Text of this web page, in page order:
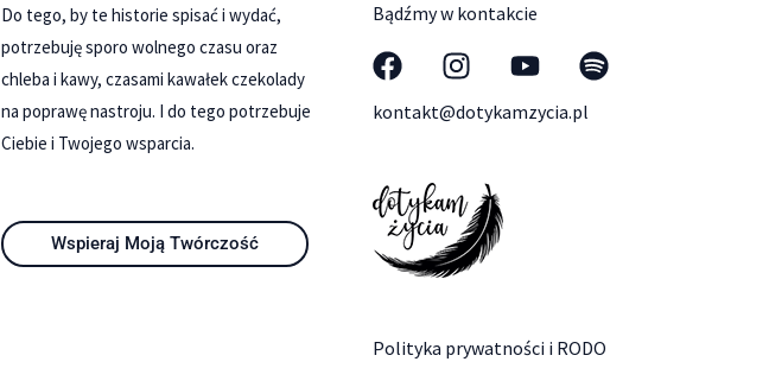
Do tego, by te historie spisać i wydać,
potrzebuję sporo wolnego czasu oraz
chleba i kawy, czasami kawałek czekolady
na poprawę nastroju. I do tego potrzebuje
Ciebie i Twojego wsparcia.
Wspieraj Moją Twórczość
Bądźmy w kontakcie
kontakt@dotykamzycia.pl
Polityka prywatności i RODO